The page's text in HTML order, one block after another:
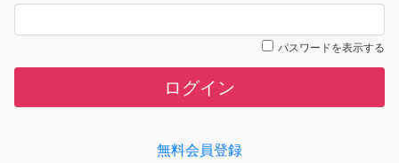
パスワードを表示する
ログイン
無料会員登録